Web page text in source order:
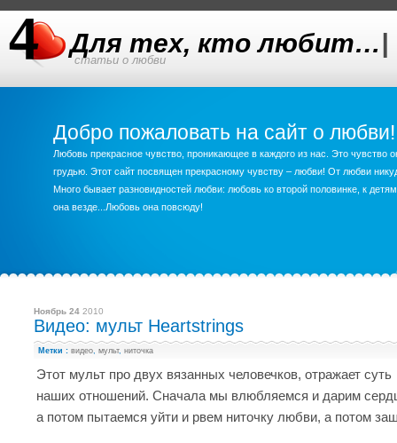
Для тех, кто любит…|
статьи о любви
Добро пожаловать на сайт о любви!
Любовь прекрасное чувство, проникающее в каждого из нас. Это чувство
грудью. Этот сайт посвящен прекрасному чувству – любви! От любви
Много бывает разновидностей любви: любовь ко второй половинке, к
она везде...Любовь она повсюду!
Ноябрь 24 2010
Видео: мульт Heartstrings
Метки : видео, мульт, ниточка
Этот мульт про двух вязанных человечков, отражает суть
наших отношений. Сначала мы влюбляемся и дарим
а потом пытаемся уйти и рвем ниточку любви, а потом